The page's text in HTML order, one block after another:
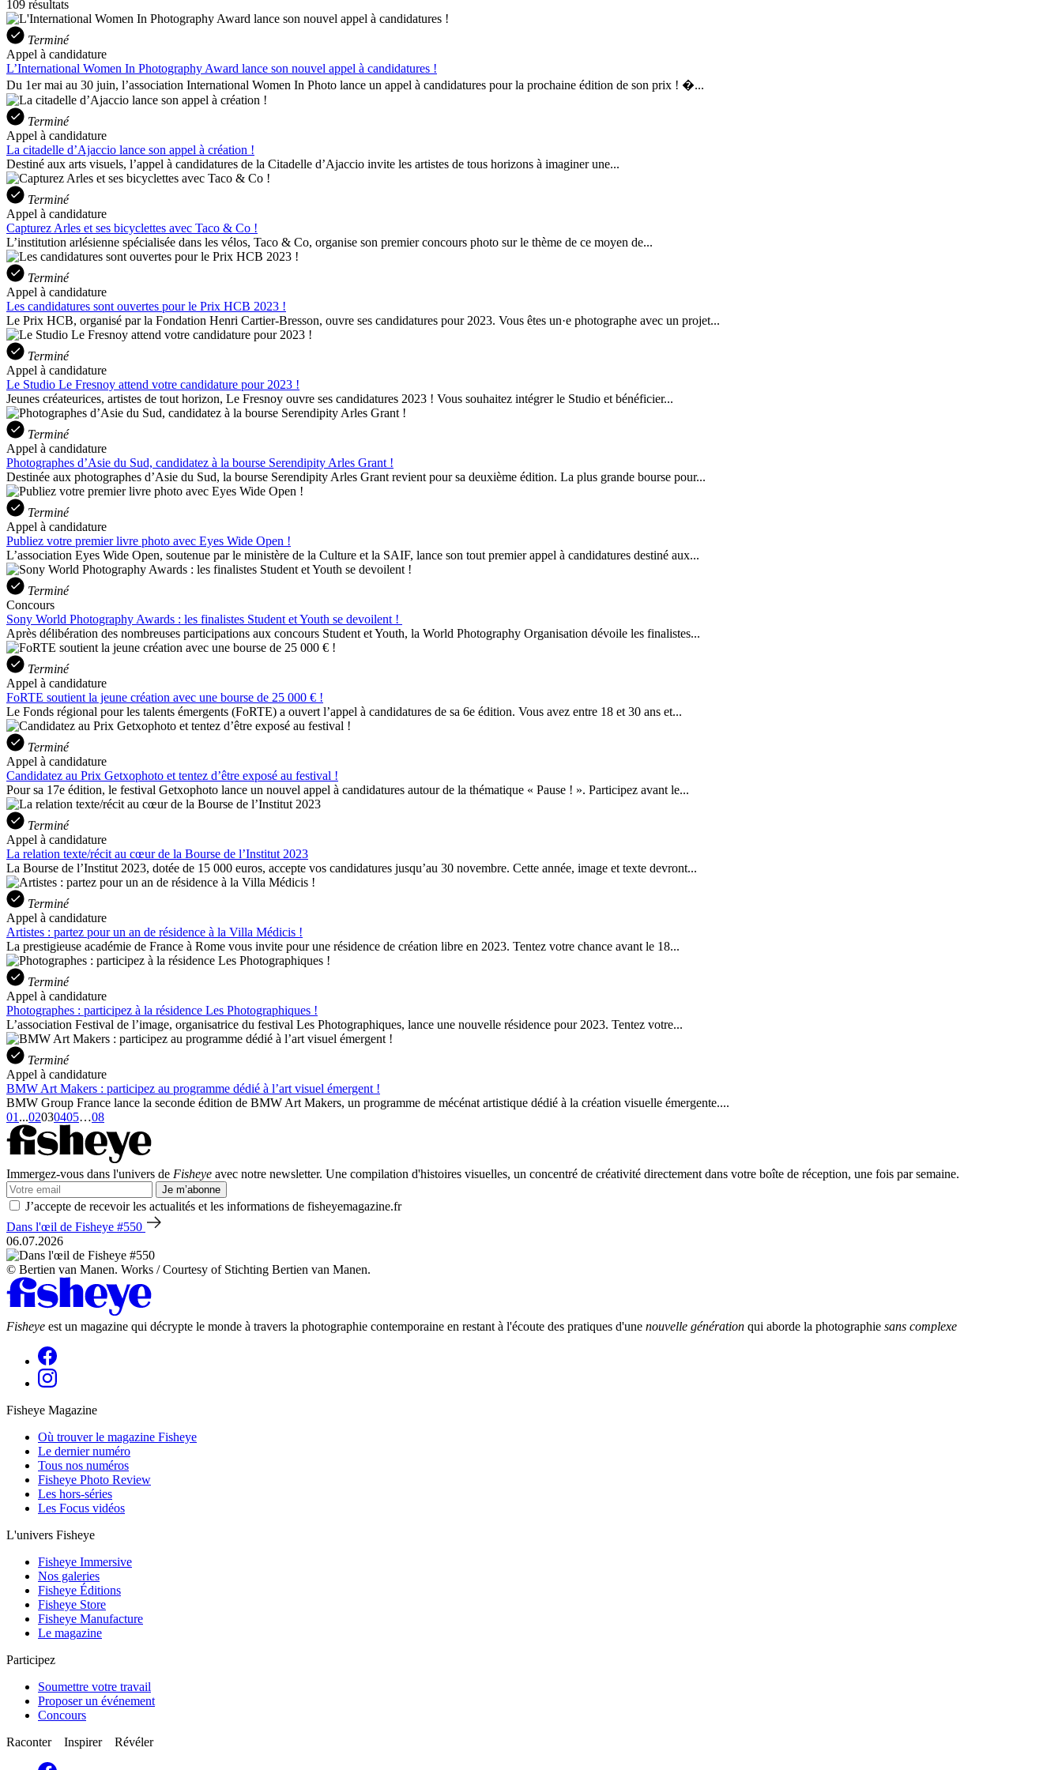
109 résultats
Terminé
Appel à candidature
L’International Women In Photography Award lance son nouvel appel à candidatures !
Du 1er mai au 30 juin, l’association International Women In Photo lance un appel à candidatures pour la prochaine édition de son prix ! �...
Terminé
Appel à candidature
La citadelle d’Ajaccio lance son appel à création !
Destiné aux arts visuels, l’appel à candidatures de la Citadelle d’Ajaccio invite les artistes de tous horizons à imaginer une...
Terminé
Appel à candidature
Capturez Arles et ses bicyclettes avec Taco & Co !
L’institution arlésienne spécialisée dans les vélos, Taco & Co, organise son premier concours photo sur le thème de ce moyen de...
Terminé
Appel à candidature
Les candidatures sont ouvertes pour le Prix HCB 2023 !
Le Prix HCB, organisé par la Fondation Henri Cartier-Bresson, ouvre ses candidatures pour 2023. Vous êtes un·e photographe avec un projet...
Terminé
Appel à candidature
Le Studio Le Fresnoy attend votre candidature pour 2023 !
Jeunes créateurices, artistes de tout horizon, Le Fresnoy ouvre ses candidatures 2023 ! Vous souhaitez intégrer le Studio et bénéficier...
Terminé
Appel à candidature
Photographes d’Asie du Sud, candidatez à la bourse Serendipity Arles Grant !
Destinée aux photographes d’Asie du Sud, la bourse Serendipity Arles Grant revient pour sa deuxième édition. La plus grande bourse pour...
Terminé
Appel à candidature
Publiez votre premier livre photo avec Eyes Wide Open !
L’association Eyes Wide Open, soutenue par le ministère de la Culture et la SAIF, lance son tout premier appel à candidatures destiné aux...
Terminé
Concours
Sony World Photography Awards : les finalistes Student et Youth se devoilent !
Après délibération des nombreuses participations aux concours Student et Youth, la World Photography Organisation dévoile les finalistes...
Terminé
Appel à candidature
FoRTE soutient la jeune création avec une bourse de 25 000 € !
Le Fonds régional pour les talents émergents (FoRTE) a ouvert l’appel à candidatures de sa 6e édition. Vous avez entre 18 et 30 ans et...
Terminé
Appel à candidature
Candidatez au Prix Getxophoto et tentez d’être exposé au festival !
Pour sa 17e édition, le festival Getxophoto lance un nouvel appel à candidatures autour de la thématique « Pause ! ». Participez avant le...
Terminé
Appel à candidature
La relation texte/récit au cœur de la Bourse de l’Institut 2023
La Bourse de l’Institut 2023, dotée de 15 000 euros, accepte vos candidatures jusqu’au 30 novembre. Cette année, image et texte devront...
Terminé
Appel à candidature
Artistes : partez pour un an de résidence à la Villa Médicis !
La prestigieuse académie de France à Rome vous invite pour une résidence de création libre en 2023. Tentez votre chance avant le 18...
Terminé
Appel à candidature
Photographes : participez à la résidence Les Photographiques !
L’association Festival de l’image, organisatrice du festival Les Photographiques, lance une nouvelle résidence pour 2023. Tentez votre...
Terminé
Appel à candidature
BMW Art Makers : participez au programme dédié à l’art visuel émergent !
BMW Group France lance la seconde édition de BMW Art Makers, un programme de mécénat artistique dédié à la création visuelle émergente....
01 ...02030405…08
Immergez-vous dans l'univers de Fisheye avec notre newsletter. Une compilation d'histoires visuelles, un concentré de créativité directement dans votre boîte de réception, une fois par semaine.
Je m’abonne
J’accepte de recevoir les actualités et les informations de fisheyemagazine.fr
Dans l'œil de Fisheye #550
06.07.2026
© Bertien van Manen. Works / Courtesy of Stichting Bertien van Manen.
Fisheye est un magazine qui décrypte le monde à travers la photographie contemporaine en restant à l'écoute des pratiques d'une nouvelle génération qui aborde la photographie sans complexe
Fisheye Magazine
Où trouver le magazine Fisheye
Le dernier numéro
Tous nos numéros
Fisheye Photo Review
Les hors-séries
Les Focus vidéos
L'univers Fisheye
Fisheye Immersive
Nos galeries
Fisheye Éditions
Fisheye Store
Fisheye Manufacture
Le magazine
Participez
Soumettre votre travail
Proposer un événement
Concours
Raconter Inspirer Révéler